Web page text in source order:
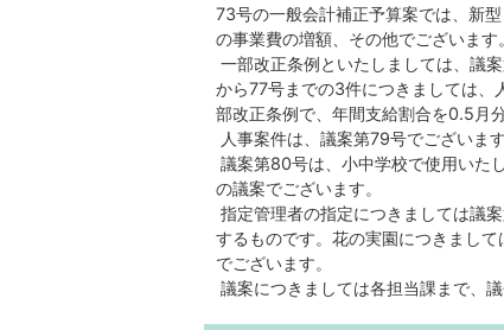
73号の一般会計補正予算案では、新
の事業費の増額、その他でございます。
一部改正条例といたしましては、議
から77号までの3件につきましては、
部改正条例で、年間支給割合を0.5月
人事案件は、議案第79号でございま
議案第80号は、小中学校で使用いた
の議案でございます。
指定管理者の指定につきましては議
するものです。花の実園につきまし
でございます。
議案につきましては各担当課まで、